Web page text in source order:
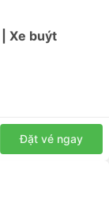
Xe buýt
Đặt vé ngay